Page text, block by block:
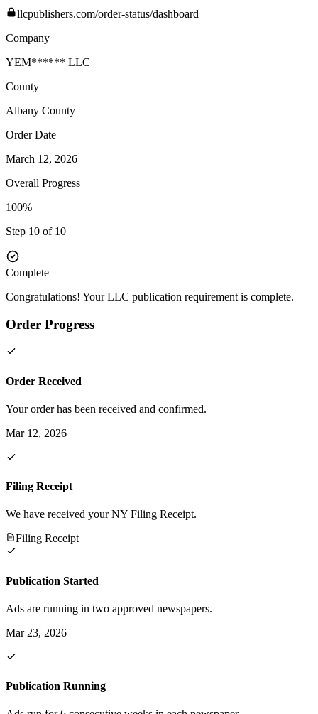
llcpublishers.com/order-status/dashboard
Company
YEM****** LLC
County
Albany County
Order Date
March 12, 2026
Overall Progress
100%
Step 10 of 10
Complete
Congratulations! Your LLC publication requirement is complete.
Order Progress
Order Received
Your order has been received and confirmed.
Mar 12, 2026
Filing Receipt
We have received your NY Filing Receipt.
Filing Receipt
Publication Started
Ads are running in two approved newspapers.
Mar 23, 2026
Publication Running